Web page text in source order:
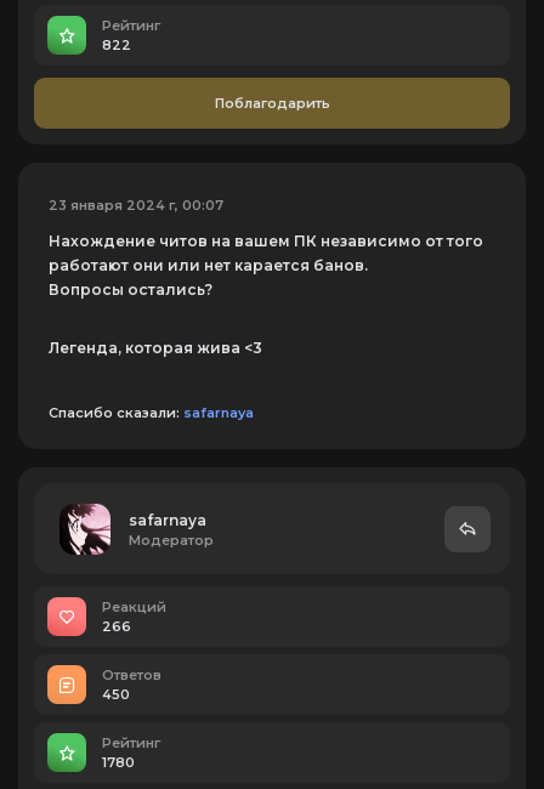
Рейтинг
822
Поблагодарить
23 января 2024 г, 00:07
Нахождение читов на вашем ПК независимо от того
работают они или нет карается банов.
Вопросы остались?
Легенда, которая жива <3
Спасибо сказали: safarnaya
safarnaya
Модератор
Реакций
266
Ответов
450
Рейтинг
1780